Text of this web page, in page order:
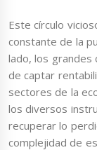
Este círculo
constante de la
lado, los grandes
de captar
sectores de la
los diversos
recuperar lo
complejidad de